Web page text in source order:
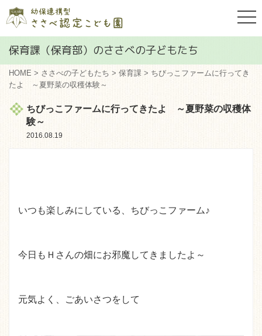
保育課（保育部）のささべの子どもたち
HOME > ささべの子どもたち > 保育課 > ちびっこファームに行ってき
たよ ～夏野菜の収穫体験～
ちびっこファームに行ってきたよ ～夏野菜の収穫体
験～
2016.08.19
いつも楽しみにしている、ちびっこファーム♪
今日もＨさんの畑にお邪魔してきましたよ～
元気よく、ごあいさつをして